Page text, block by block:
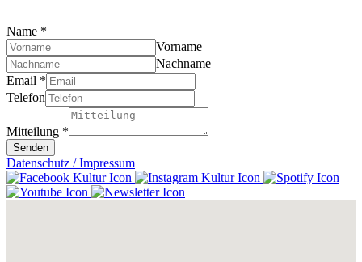
Name *
Vorname
Nachname
Email *
Telefon
Mitteilung *
Senden
Datenschutz / Impressum